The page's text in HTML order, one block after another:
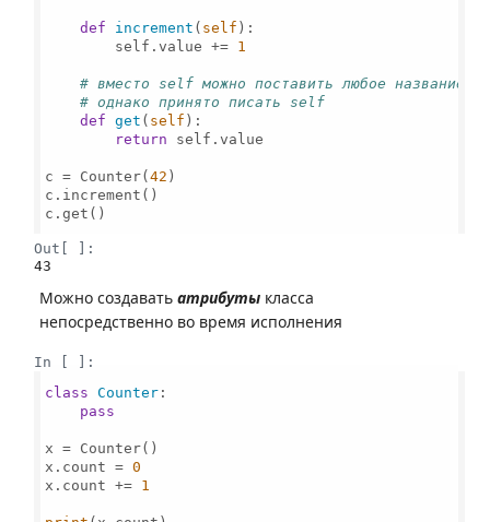
def increment ( self ):
        self.value +=
1
# вместо self можно поставить любое название,
# однако принято писать self
def
get ( self ):
return self.value
c = Counter(42 )
c.increment()
c.get()
Out[ ]:
43
Можно создавать атрибуты класса
непосредственно во время исполнения
In [ ]:
class
Counter :
pass
x = Counter()
x.count = 0
x.count += 1